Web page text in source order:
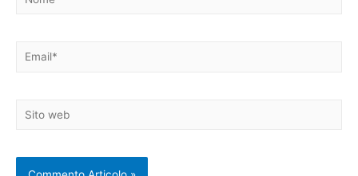
Email*
Sito